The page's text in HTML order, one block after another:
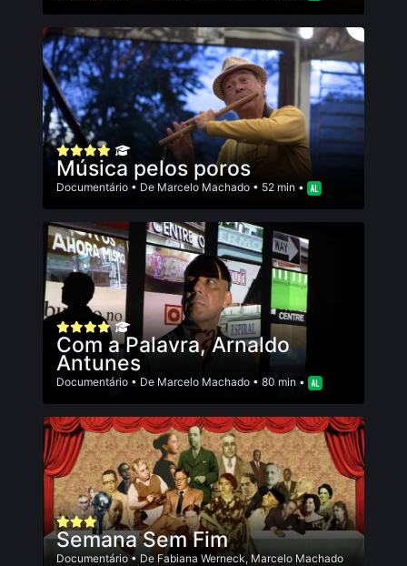
Música pelos poros
Documentário • De Marcelo Machado • 52 min •
Com a Palavra, Arnaldo
Antunes
Documentário • De Marcelo Machado • 80 min •
Semana Sem Fim
Documentário• De Fabiana Werneck, Marcelo Machado